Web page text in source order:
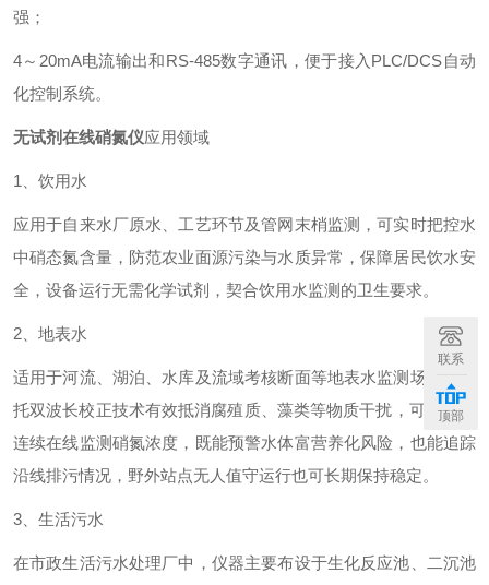
强；
4～20mA电流输出和RS-485数字通讯，便于接入PLC/DCS自动
化控制系统。
无试剂在线硝氮仪应用领域
1、饮用水
应用于自来水厂原水、工艺环节及管网末梢监测，可实时把控水
中硝态氮含量，防范农业面源污染与水质异常，保障居民饮水安
全，设备运行无需化学试剂，契合饮用水监测的卫生要求。
2、地表水
适用于河流、湖泊、水库及流域考核断面等地表水监测场景，依
托双波长校正技术有效抵消腐殖质、藻类等物质干扰，可24小时
连续在线监测硝氮浓度，既能预警水体富营养化风险，也能追踪
沿线排污情况，野外站点无人值守运行也可长期保持稳定。
3、生活污水
在市政生活污水处理厂中，仪器主要布设于生化反应池、二沉池
联系
顶部